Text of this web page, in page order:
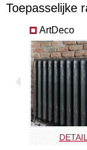
Toepasselijke
ArtDeco